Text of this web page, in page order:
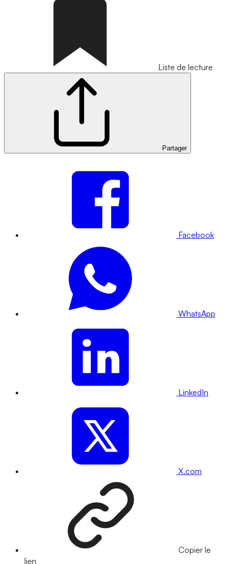
Liste de lecture
Partager
Facebook
WhatsApp
LinkedIn
X.com
Copier le
lien